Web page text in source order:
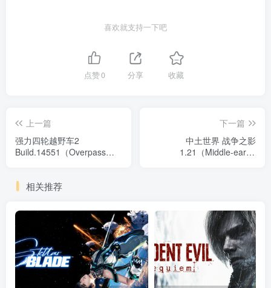
喜欢就支持一下吧
点赞0 分享 收藏
上一篇
强力四轮越野车2
Build.14551（Overpass
下一篇
中土世界 战争之影
1.21（Middle-earth:
相关推荐